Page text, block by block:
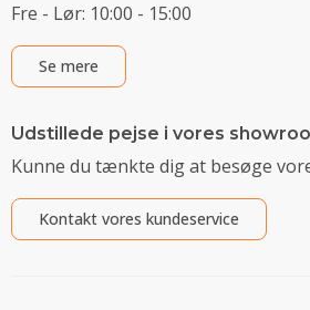
Fre - Lør: 10:00 - 15:00
Se mere
Udstillede pejse i vores
Kunne du tænkte dig at besøge
Kontakt vores kundeservice